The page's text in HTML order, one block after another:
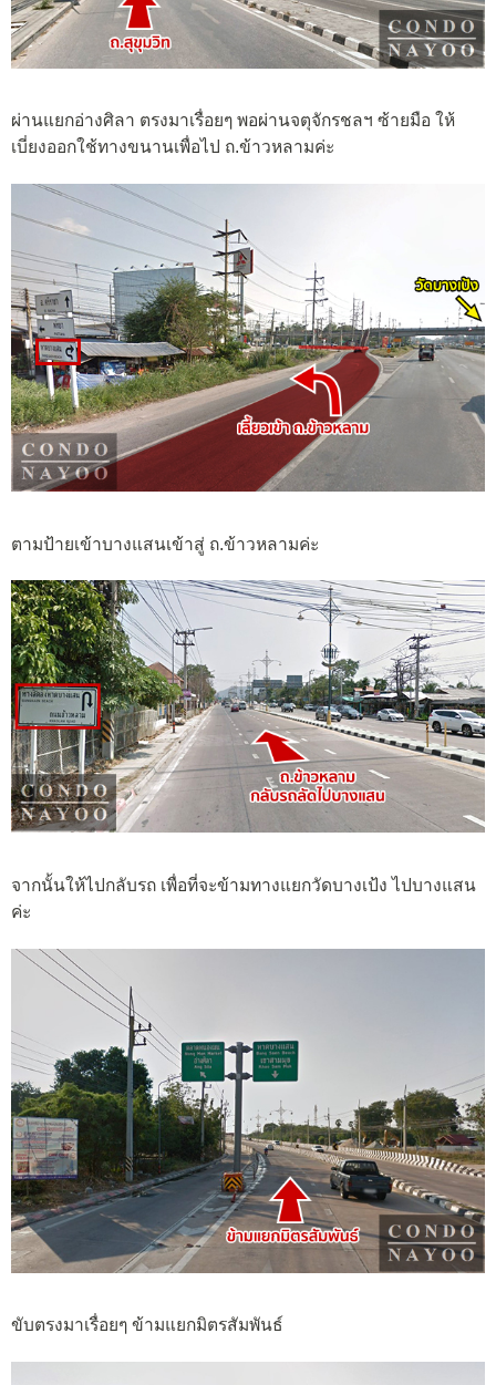
ผ่านแยกอ่างศิลา ตรงมาเรื่อยๆ พอผ่านจตุจักรชลฯ ซ้ายมือ ให้
เบี่ยงออกใช้ทางขนานเพื่อไป ถ.ข้าวหลามค่ะ
ตามป้ายเข้าบางแสนเข้าสู่ ถ.ข้าวหลามค่ะ
จากนั้นให้ไปกลับรถ เพื่อที่จะข้ามทางแยกวัดบางเป้ง ไปบางแสน
ค่ะ
ขับตรงมาเรื่อยๆ ข้ามแยกมิตรสัมพันธ์